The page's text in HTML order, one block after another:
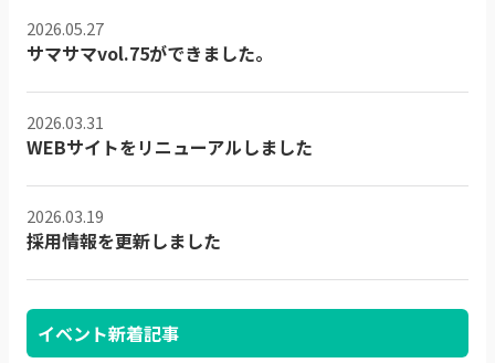
2026.05.27
サマサマvol.75ができました。
2026.03.31
WEBサイトをリニューアルしました
2026.03.19
採用情報を更新しました
イベント新着記事